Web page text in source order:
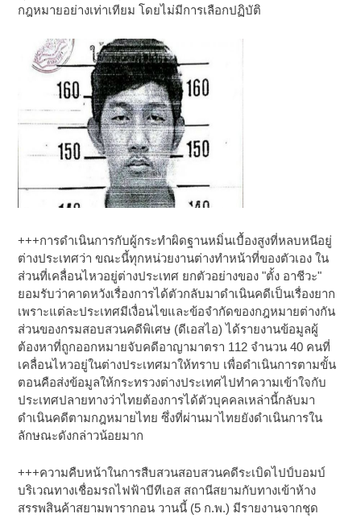
กฎหมายอย่างเท่าเทียม โดยไม่มีการเลือกปฏิบัติ
+++การดำเนินการกับผู้กระทำผิดฐานหมิ่นเบื้องสูงที่หลบหนีอยู่
ต่างประเทศว่า ขณะนี้ทุกหน่วยงานต่างทำหน้าที่ของตัวเอง ใน
ส่วนที่เคลื่อนไหวอยู่ต่างประเทศ ยกตัวอย่างของ "ตั้ง อาชีวะ"
ยอมรับว่าคาดหวังเรื่องการได้ตัวกลับมาดำเนินคดีเป็นเรื่องยาก
เพราะแต่ละประเทศมีเงื่อนไขและข้อจำกัดของกฎหมายต่างกัน
ส่วนของกรมสอบสวนคดีพิเศษ (ดีเอสไอ) ได้รายงานข้อมูลผู้
ต้องหาที่ถูกออกหมายจับคดีอาญามาตรา 112 จำนวน 40 คนที่
เคลื่อนไหวอยู่ในต่างประเทศมาให้ทราบ เพื่อดำเนินการตามขั้น
ตอนคือส่งข้อมูลให้กระทรวงต่างประเทศไปทำความเข้าใจกับ
ประเทศปลายทางว่าไทยต้องการได้ตัวบุคคลเหล่านี้กลับมา
ดำเนินคดีตามกฎหมายไทย ซึ่งที่ผ่านมาไทยยังดำเนินการใน
ลักษณะดังกล่าวน้อยมาก
+++ความคืบหน้าในการสืบสวนสอบสวนคดีระเบิดไปป์บอมบ์
บริเวณทางเชื่อมรถไฟฟ้าบีทีเอส สถานีสยามกับทางเข้าห้าง
สรรพสินค้าสยามพารากอน วานนี้ (5 ก.พ.) มีรายงานจากชุด